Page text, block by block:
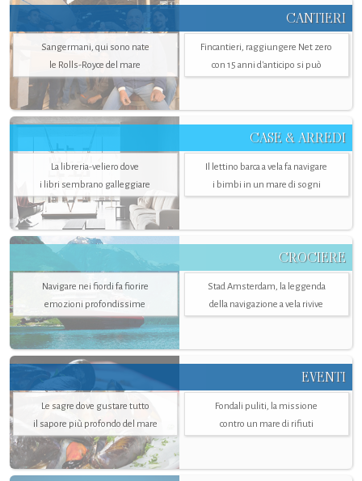
CANTIERI
Sangermani, qui sono nate
le Rolls-Royce del mare
Fincantieri, raggiungere Net zero
con 15 anni d'anticipo si può
CASE & ARREDI
La libreria-veliero dove
i libri sembrano galleggiare
Il lettino barca a vela fa navigare
i bimbi in un mare di sogni
CROCIERE
Navigare nei fiordi fa fiorire
emozioni profondissime
Stad Amsterdam, la leggenda
della navigazione a vela rivive
EVENTI
Le sagre dove gustare tutto
il sapore più profondo del mare
Fondali puliti, la missione
contro un mare di rifiuti